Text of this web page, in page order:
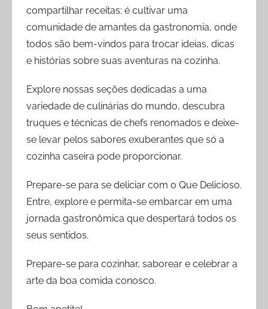
compartilhar receitas; é cultivar uma
comunidade de amantes da gastronomia, onde
todos são bem-vindos para trocar ideias, dicas
e histórias sobre suas aventuras na cozinha.
Explore nossas seções dedicadas a uma
variedade de culinárias do mundo, descubra
truques e técnicas de chefs renomados e deixe-
se levar pelos sabores exuberantes que só a
cozinha caseira pode proporcionar.
Prepare-se para se deliciar com o Que Delicioso.
Entre, explore e permita-se embarcar em uma
jornada gastronômica que despertará todos os
seus sentidos.
Prepare-se para cozinhar, saborear e celebrar a
arte da boa comida conosco.